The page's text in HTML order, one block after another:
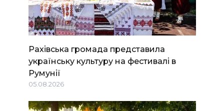
Рахівська громада представила
українську культуру на фестивалі в
Румунії
05.08.2026